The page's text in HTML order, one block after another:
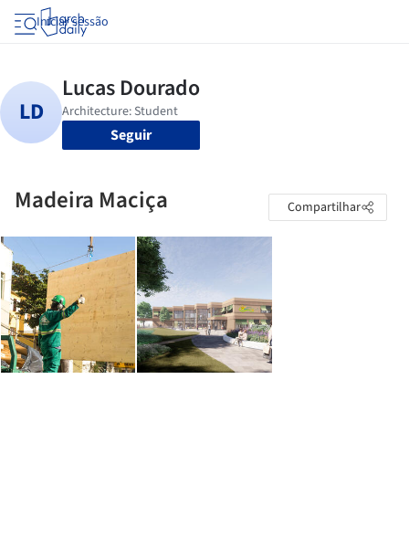
Iniciar sessão
Seguir
Madeira Maciça Compartilhar